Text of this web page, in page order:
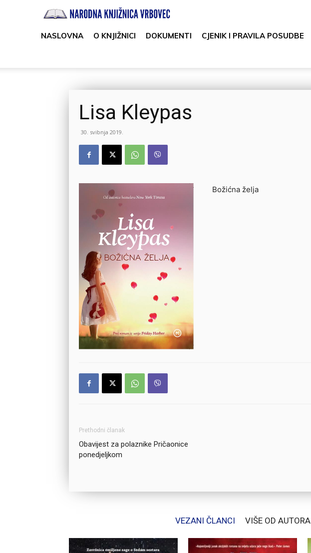
knjižnica
NASLOVNA O KNJIŽNICI DOKUMENTI CJENIK I PRAVILA POSUDBE
Lisa Kleypas
30. svibnja 2019.
Božićna želja
Prethodni članak
Obavijest za polaznike Pričaonice
ponedjeljkom
VEZANI ČLANCI VIŠE OD AUTORA